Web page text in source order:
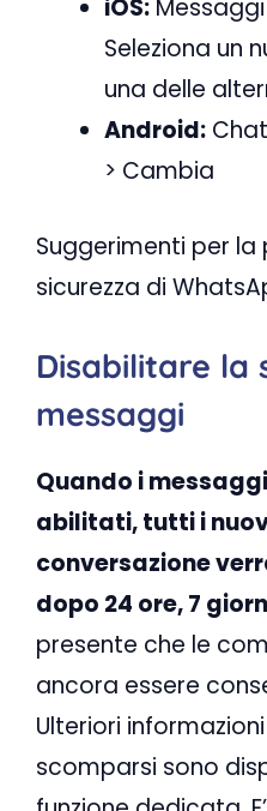
iOS:
Seleziona un
una delle
Android:
> Cambia
Suggerimenti per la
sicurezza di
Disabilitare la
messaggi
Quando i
abilitati, tutti i
conversazione
dopo 24 ore, 7
presente che le
ancora essere
Ulteriori
scomparsi sono